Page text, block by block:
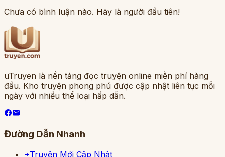
Chưa có bình luận nào. Hãy là người đầu tiên!
uTruyen là nền tảng đọc truyện online miễn phí hàng
đầu. Kho truyện phong phú được cập nhật liên tục mỗi
ngày với nhiều thể loại hấp dẫn.
Đường Dẫn Nhanh
Truyện Mới Cập Nhật